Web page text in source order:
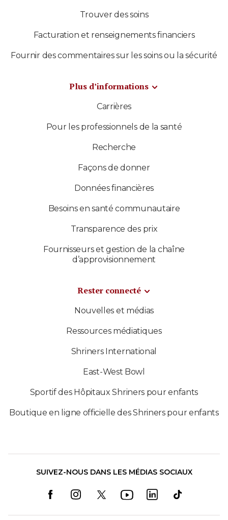
Trouver des soins
Facturation et renseignements financiers
Fournir des commentaires sur les soins ou la sécurité
Plus d’informations
Carrières
Pour les professionnels de la santé
Recherche
Façons de donner
Données financières
Besoins en santé communautaire
Transparence des prix
Fournisseurs et gestion de la chaîne
d’approvisionnement
Rester connecté
Nouvelles et médias
Ressources médiatiques
Shriners International
East-West Bowl
Sportif des Hôpitaux Shriners pour enfants
Boutique en ligne officielle des Shriners pour enfants
SUIVEZ-NOUS DANS LES MÉDIAS SOCIAUX